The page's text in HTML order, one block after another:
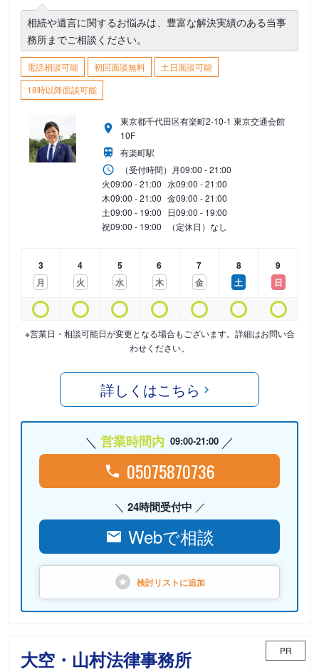
相続や遺言に関するお悩みは、豊富な解決実績のある当事
務所までご相談ください。
電話相談可能 初回面談無料
土日面談可能
18時以降面談可能
東京都千代田区有楽町2-10-1 東京交通会館
10F
有楽町駅
（受付時間） 月09:00 - 21:00
火09:00 - 21:00 水09:00 - 21:00
木09:00 - 21:00 金09:00 - 21:00
土09:00 - 19:00 日09:00 - 19:00
祝09:00 - 19:00 （定休日）なし
3
月
4
火
5
水
6
木
7
金
8
土
9
日
※営業日・相談可能日が変更となる場合もございます。詳細はお問い合
わせください。
詳しくはこちら
営業時間内 09:00-21:00
05075870736
24時間受付中
Webで相談
検討リストに追加
大空・山村法律事務所 PR